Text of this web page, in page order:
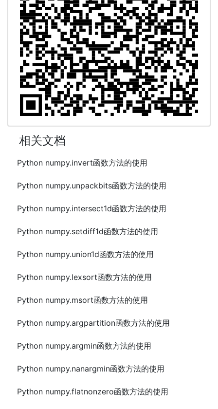
相关文档
Python numpy.invert函数方法的使用
Python numpy.unpackbits函数方法的使用
Python numpy.intersect1d函数方法的使用
Python numpy.setdiff1d函数方法的使用
Python numpy.union1d函数方法的使用
Python numpy.lexsort函数方法的使用
Python numpy.msort函数方法的使用
Python numpy.argpartition函数方法的使用
Python numpy.argmin函数方法的使用
Python numpy.nanargmin函数方法的使用
Python numpy.flatnonzero函数方法的使用